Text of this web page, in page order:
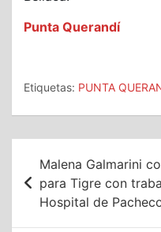
Punta Querandí
Etiquetas: PUNTA
Navegación
de
entradas
Malena Galmarini
para Tigre con
Hospital de